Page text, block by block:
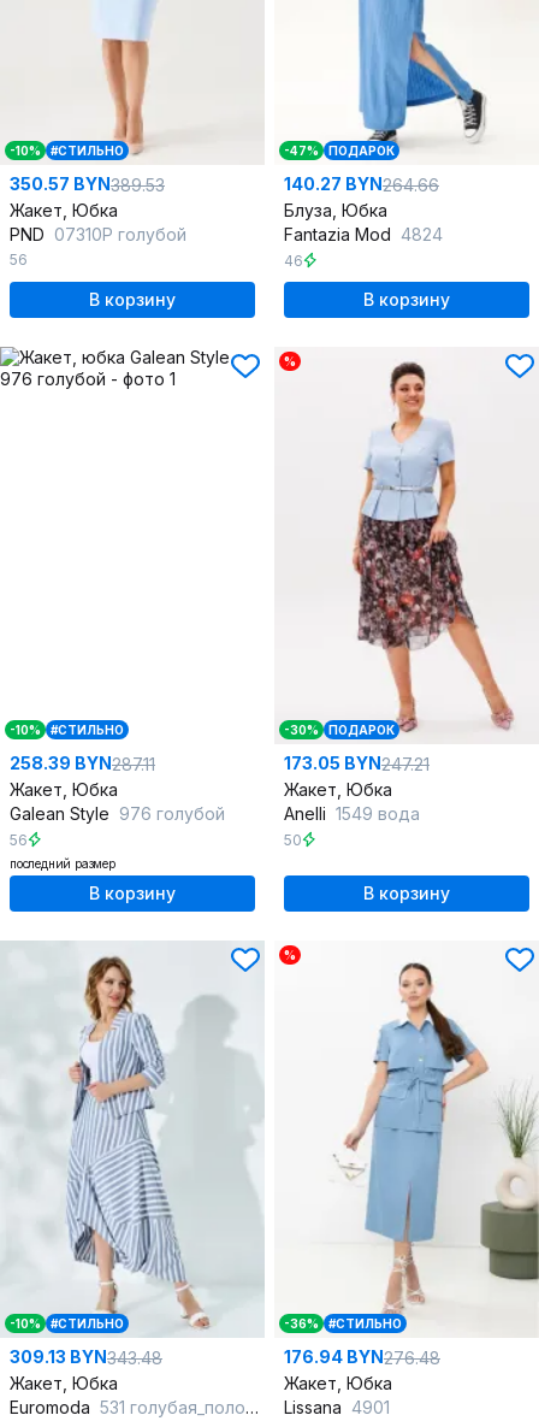
-10% #СТИЛЬНО
350.57 BYN389.53
Жакет, Юбка
PND 07310P голубой
56
В корзину
-47% ПОДАРОК
140.27 BYN264.66
Блуза, Юбка
Fantazia Mod 4824
46
В корзину
-10% #СТИЛЬНО
258.39 BYN287.11
Жакет, Юбка
Galean Style 976 голубой
56
последний размер
В корзину
%
-30% ПОДАРОК
173.05 BYN247.21
Жакет, Юбка
Anelli 1549 вода
50
В корзину
-10% #СТИЛЬНО
309.13 BYN343.48
Жакет, Юбка
Euromoda 531 голубая_полоска
%
-36% #СТИЛЬНО
176.94 BYN276.48
Жакет, Юбка
Lissana 4901